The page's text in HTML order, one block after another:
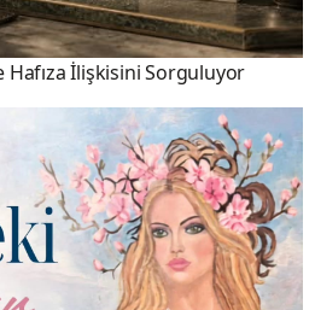
Hafıza İlişkisini Sorguluyor